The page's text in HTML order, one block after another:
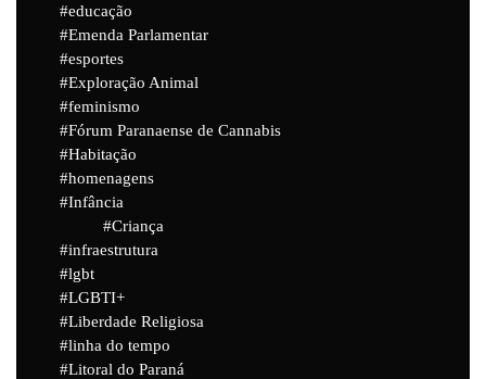
educação
Emenda Parlamentar
esportes
Exploração Animal
feminismo
Fórum Paranaense de Cannabis
Habitação
homenagens
Infância
Criança
infraestrutura
lgbt
LGBTI+
Liberdade Religiosa
linha do tempo
Litoral do Paraná